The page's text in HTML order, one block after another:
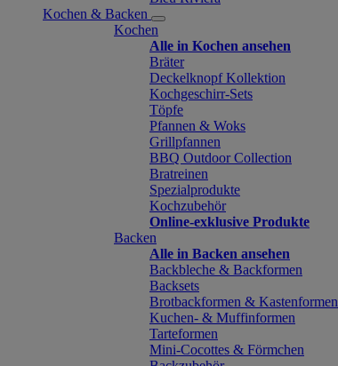
Kochen & Backen
Kochen
Alle in Kochen ansehen
Bräter
Deckelknopf Kollektion
Kochgeschirr-Sets
Töpfe
Pfannen & Woks
Grillpfannen
BBQ Outdoor Collection
Bratreinen
Spezialprodukte
Kochzubehör
Online-exklusive Produkte
Backen
Alle in Backen ansehen
Backbleche & Backformen
Backsets
Brotbackformen & Kastenformen
Kuchen- & Muffinformen
Tarteformen
Mini-Cocottes & Förmchen